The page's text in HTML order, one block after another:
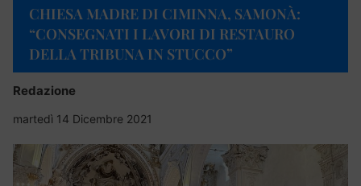
CHIESA MADRE DI CIMINNA, SAMONÀ:
“CONSEGNATI I LAVORI DI RESTAURO
DELLA TRIBUNA IN STUCCO”
Redazione
martedì 14 Dicembre 2021